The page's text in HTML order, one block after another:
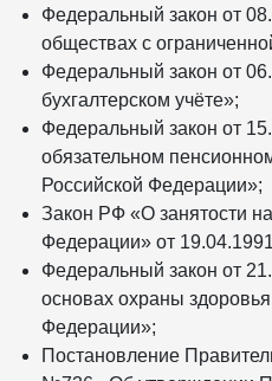
Федеральный закон от
обществах с
Федеральный закон от
бухгалтерском учёте»;
Федеральный закон от
обязательном
Российской Федерации»;
Закон РФ «О занятости
Федерации» от
Федеральный закон от
основах охраны
Федерации»;
Постановление